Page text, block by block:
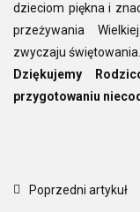
dzieciom piękna i
przeżywania
zwyczaju świętowania.
Dziękujemy
przygotowaniu
Poprzedni artykuł